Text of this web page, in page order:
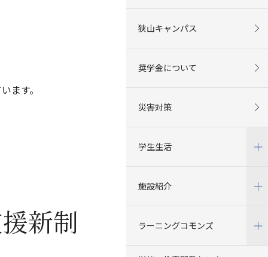
ます。
新制
狭山キャンパス
奨学金について
災害対策
学生生活
施設紹介
ラーニングコモンズ